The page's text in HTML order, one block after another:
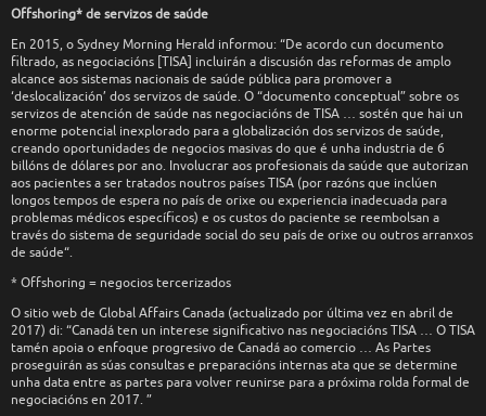
Offshoring* de servizos de saúde
En 2015, o Sydney Morning Herald informou: “De acordo cun documento
filtrado, as negociacións [TISA] incluirán a discusión das reformas de amplo
alcance aos sistemas nacionais de saúde pública para promover a
‘deslocalización’ dos servizos de saúde. O “documento conceptual” sobre os
servizos de atención de saúde nas negociacións de TISA … sostén que hai un
enorme potencial inexplorado para a globalización dos servizos de saúde,
creando oportunidades de negocios masivas do que é unha industria de 6
billóns de dólares por ano. Involucrar aos profesionais da saúde que autorizan
aos pacientes a ser tratados noutros países TISA (por razóns que inclúen
longos tempos de espera no país de orixe ou experiencia inadecuada para
problemas médicos específicos) e os custos do paciente se reembolsan a
través do sistema de seguridade social do seu país de orixe ou outros arranxos
de saúde“.
* Offshoring = negocios tercerizados
O sitio web de Global Affairs Canada (actualizado por última vez en abril de
2017) di: “Canadá ten un interese significativo nas negociacións TISA … O TISA
tamén apoia o enfoque progresivo de Canadá ao comercio … As Partes
proseguirán as súas consultas e preparacións internas ata que se determine
unha data entre as partes para volver reunirse para a próxima rolda formal de
negociacións en 2017. ”